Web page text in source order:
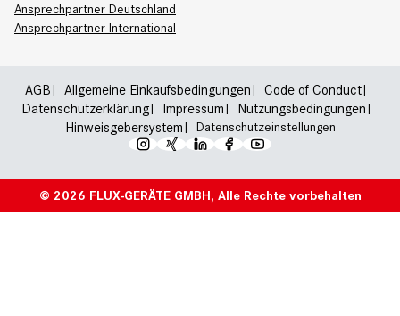
Ansprechpartner Deutschland
Ansprechpartner International
AGB Allgemeine Einkaufsbedingungen
Code of Conduct
Datenschutzerklärung
Impressum
Nutzungsbedingungen
Hinweisgebersystem
Datenschutzeinstellungen
© 2026 FLUX-GERÄTE GMBH, Alle Rechte vorbehalten